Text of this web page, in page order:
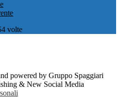
volte
powered by Gruppo Spaggiari
& New Social Media